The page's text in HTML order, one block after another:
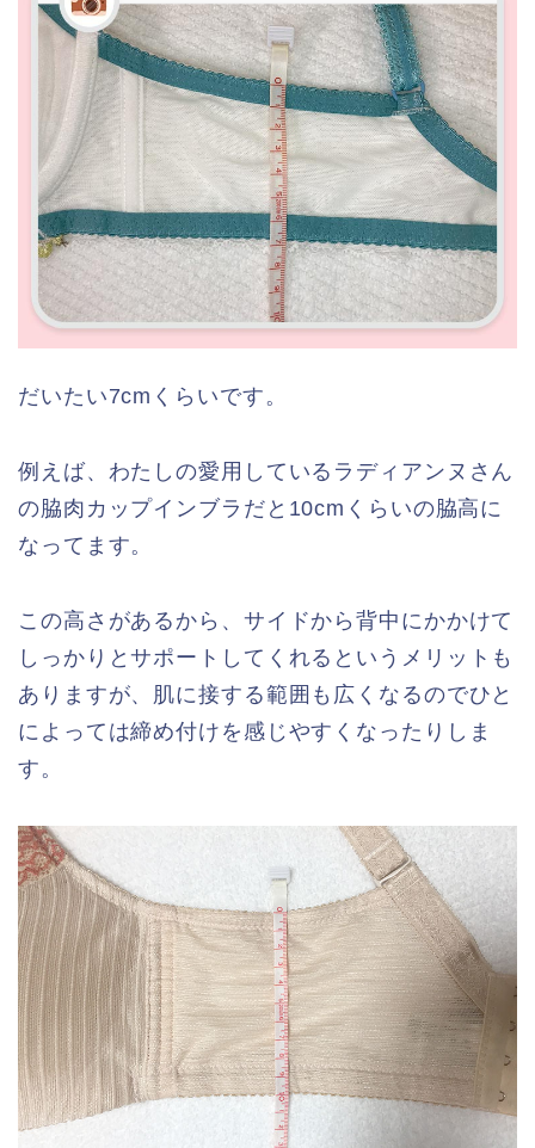
だいたい7cmくらいです。
例えば、わたしの愛用しているラディアンヌさん
の脇肉カップインブラだと10cmくらいの脇高に
なってます。
この高さがあるから、サイドから背中にかかけて
しっかりとサポートしてくれるというメリットも
ありますが、肌に接する範囲も広くなるのでひと
によっては締め付けを感じやすくなったりしま
す。